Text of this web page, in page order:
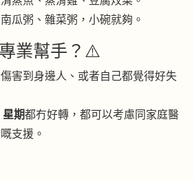
南瓜粥、雜菜粥，小碗就夠。
業幫手？⚠️
害到身邊人、或者自己都覺得好失
期都冇好轉，都可以考慮同家庭醫
支援。